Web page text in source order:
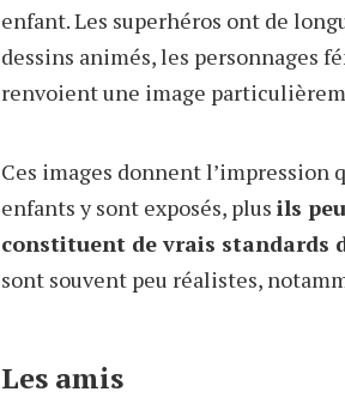
enfant. Les superhéros ont de
dessins animés, les personnages
renvoient une image
Ces images donnent l’impression
enfants y sont exposés, plus ils
constituent de vrais standards
sont souvent peu réalistes,
Les amis